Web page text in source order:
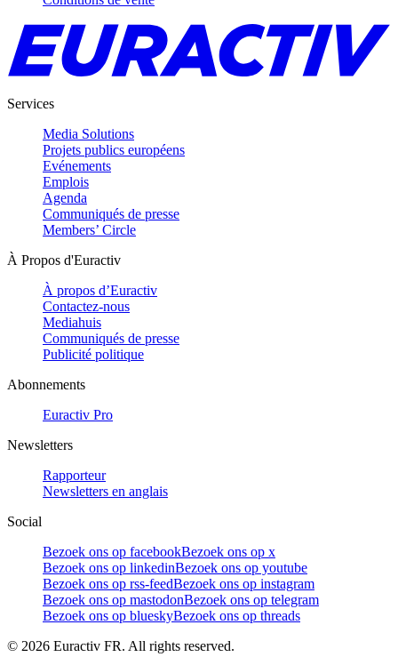
Services
Media Solutions
Projets publics européens
Evénements
Emplois
Agenda
Communiqués de presse
Members’ Circle
À Propos d'Euractiv
À propos d’Euractiv
Contactez-nous
Mediahuis
Communiqués de presse
Publicité politique
Abonnements
Euractiv Pro
Newsletters
Rapporteur
Newsletters en anglais
Social
Bezoek ons op facebookBezoek ons op x
Bezoek ons op linkedinBezoek ons op youtube
Bezoek ons op rss-feedBezoek ons op instagram
Bezoek ons op mastodonBezoek ons op telegram
Bezoek ons op blueskyBezoek ons op threads
© 2026 Euractiv FR. All rights reserved.